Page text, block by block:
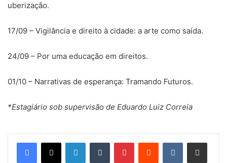
uberização.
17/09 – Vigilância e direito à cidade: a arte como saída.
24/09 – Por uma educação em direitos.
01/10 – Narrativas de esperança: Tramando Futuros.
*Estagiário sob supervisão de Eduardo Luiz Correia